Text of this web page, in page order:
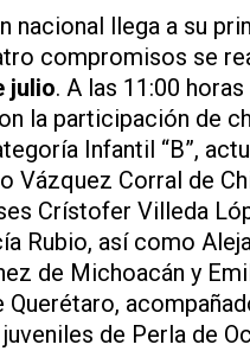
nacional llega a su
compromisos se
julio. A las 11:00
la participación de
Infantil “B”,
Vázquez Corral de
Crístofer Villeda
Rubio, así como
de Michoacán y
Querétaro,
de Perla de